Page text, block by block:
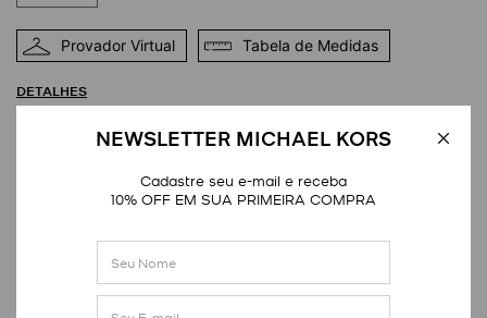
NEWSLETTER MICHAEL KORS
Cadastre seu e-mail e receba
10% OFF EM SUA PRIMEIRA COMPRA
Provador Virtual Tabela de Medidas
DETALHES
Avaliações